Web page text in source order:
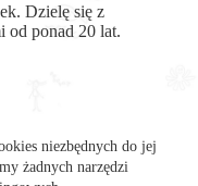
niezbędnych do jej
żadnych narzędzi
Dzielę się z
od ponad 20 lat.